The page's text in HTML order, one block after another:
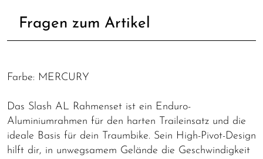
Fragen zum Artikel
Farbe: MERCURY
Das Slash AL Rahmenset ist ein Enduro-
Aluminiumrahmen für den harten Traileinsatz und die
ideale Basis für dein Traumbike. Sein High-Pivot-Design
hilft dir, in unwegsamem Gelände die Geschwindigkeit